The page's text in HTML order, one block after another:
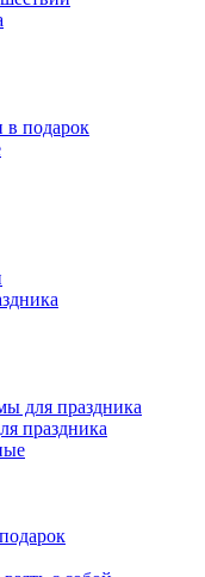
в подарок
для праздника
праздника